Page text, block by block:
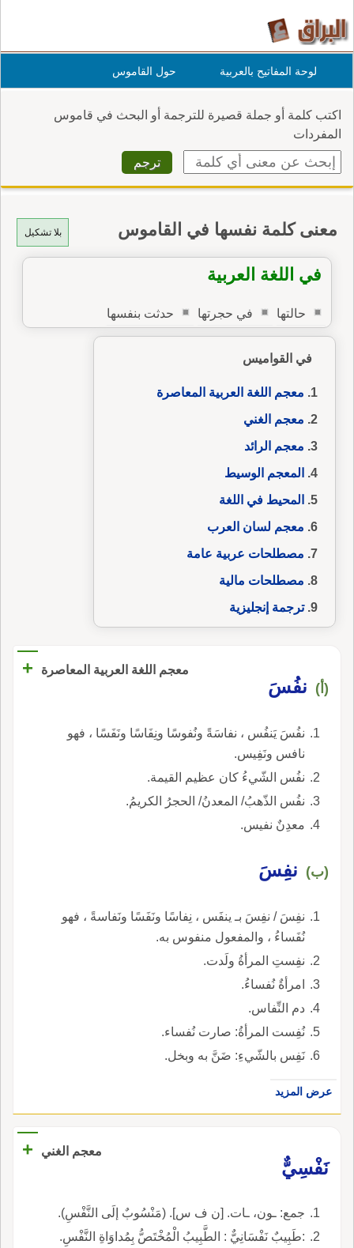
لوحة المفاتيح بالعربية حول القاموس
اكتب كلمة أو جملة قصيرة للترجمة أو البحث في قاموس
المفردات
بلا تشكيل معنى كلمة نفسها في القاموس
في اللغة العربية
حالتها في حجرتها حدثت بنفسها
في القواميس
معجم اللغة العربية المعاصرة
معجم الغني
معجم الرائد
المعجم الوسيط
المحيط في اللغة
معجم لسان العرب
مصطلحات عربية عامة
مصطلحات مالية
ترجمة إنجليزية
معجم اللغة العربية المعاصرة +
(أ) نفُسَ
نفُسَ يَنفُس ، نفاسَةً ونُفوسًا ونِفَاسًا ونَفَسًا ، فهو
نافس ونَفِيس.
نفُس الشّيءُ كان عظيم القيمة.
نفُس الذّهبُ/ المعدنُ/ الحجرُ الكريمُ.
معدِنٌ نفيس.
(ب) نفِسَ
نفِسَ / نفِسَ بـ ينفَس ، نِفاسًا ونَفَسًا ونَفاسةً ، فهو
نُفَساءُ ، والمفعول منفوس به.
نفِستِ المرأةُ ولَدت.
امرأةٌ نُفساءُ.
دم النِّفاس.
نُفِست المرأةُ: صارت نُفساء.
نَفِس بالشّيءِ: ضَنَّ به وبخل.
عرض المزيد
معجم الغني
+
نَفْسِيٌّ
جمع: ـون، ـات. [ن ف س]. (مَنْسُوبٌ إلَى النَّفْسِ).
:طَبِيبٌ نَفْسَانِيٌّ : الطَّبِيبُ الْمُخْتَصُّ بِمُداوَاةِ النَّفْسِ.